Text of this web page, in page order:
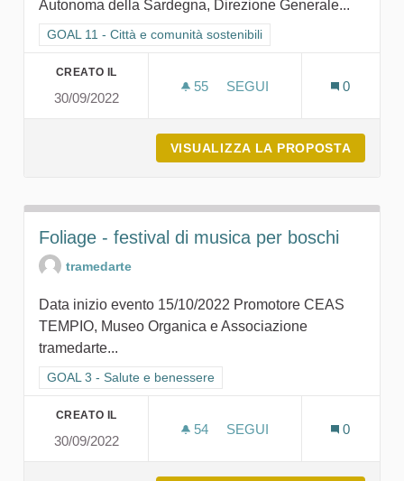
Autonoma della Sardegna, Direzione Generale...
Filtra i risultati per categoria: GOAL 11 - Città e comunità
GOAL 11 - Città e comunità sostenibili
CREATO IL
30/09/2022
55 55 SOSTENITORI
SEGUI
0
VISUALIZZA LA PROPOSTA
Foliage - festival di musica per boschi
tramedarte
Data inizio evento 15/10/2022 Promotore CEAS
TEMPIO, Museo Organica e Associazione
tramedarte...
Filtra i risultati per categoria: GOAL 3 - Salute e benessere
GOAL 3 - Salute e benessere
CREATO IL
30/09/2022
54 54 SOSTENITORI
SEGUI
0